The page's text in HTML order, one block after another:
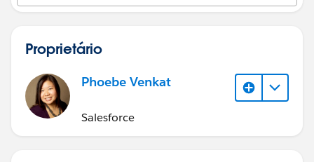
Proprietário
Phoebe Venkat
Salesforce